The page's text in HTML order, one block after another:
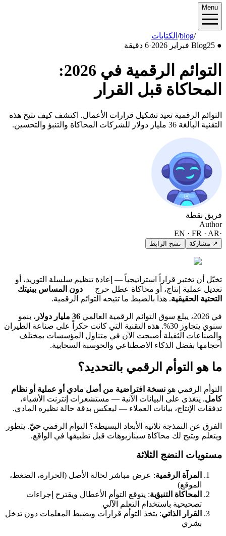
Menu
الكتابات/blog
●
Blog25 فبراير 2026 ·6 دقيقة
التوائم الرقمية في 2026:
المحاكاة قبل القرار
التوائم الرقمية تعيد تشكيل قرارات الأعمال. اكتشف كيف تتيح هذه
التقنية البالغة 36 مليار دولار للشركات المحاكاة والتنبؤ والتحسين.
فريق نقطة
Author
EN · FR · AR
↗ مشاركة نسخ الرابط
تخيّل أن تختبر قراراً استراتيجياً — إعادة تنظيم سلسلة التوريد، أو
تعديل عملية إنتاج، أو محاكاة عطل حرج —دون المساس ببنيتك
التحتية الحقيقية. هذا بالضبط ما تتيحه التوائم الرقمية.
في 2026، يبلغ سوق التوائم الرقمية العالمي 36 مليار دولار
، بنمو
سنوي يتجاوز 30%. هذه التقنية التي كانت حكراً على صناعة الطيران
والصناعات الثقيلة أصبحت الآن في متناول المؤسسات بمختلف
أحجامها بفضل الذكاء الاصطناعي والحوسبة السحابية.
ما هو التوأم الرقمي بالتحديد؟
التوأم الرقمي هونسخة افتراضية من أصل مادي أو عملية أو نظام
كامل . يتغذى على البيانات الآنية — مستشعرات إنترنت الأشياء،
تدفقات الإنتاج، بيانات العملاء — ليعكس بدقة حالة نظيره المادي.
الفرق عن النمذجة ثلاثية الأبعاد البسيطة؟ التوأم الرقمي حيّ. يتطور
ويتعلم ويتيح لك محاكاة سيناريوهات قبل تطبيقها في الواقع.
مستويات النضج الثلاثة
المرآة الرقمية: عرض مباشر لحالة الأصل (الحرارة، الضغط،
الموقع)
المحاكاة التنبؤية: يتوقع التوأم الأعطال ويقترح إجراءات
تصحيحية باستخدام التعلم الآلي
القرار الذاتي : يتخذ التوأم قرارات ويضبط المعلمات دون تدخل
بشري